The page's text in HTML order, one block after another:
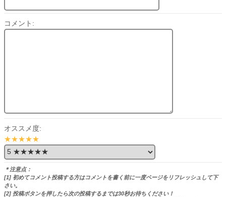
コメント:
オススメ度:
★★★★★
＊注意点：
[1] 初めてコメント投稿する方はコメントを書く前に一度ページをリフレッシュして下
さい。
[2] 投稿ボタンを押したら次の投稿するまでは30秒お待ちください！